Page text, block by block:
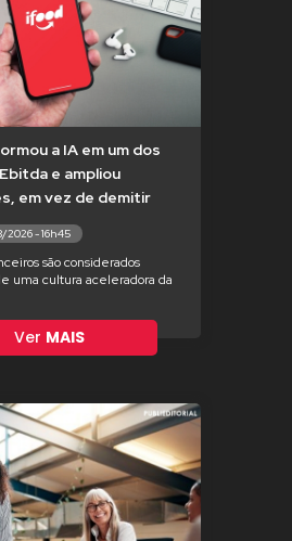
a IA em um dos
e ampliou
em vez de demitir
2026 - 16h45
são considerados
uma cultura aceleradora da
Ver MAIS